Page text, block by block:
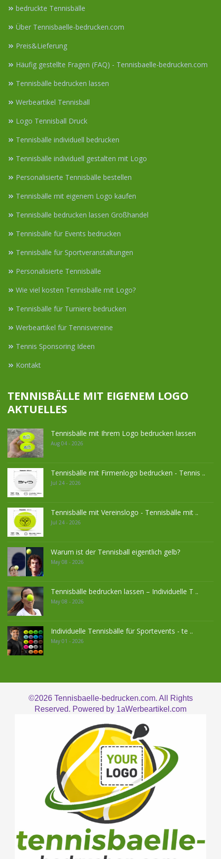
bedruckte Tennisbälle
Über Tennisbaelle-bedrucken.com
Preis&Lieferung
Häufig gestellte Fragen (FAQ) - Tennisbaelle-bedrucken.com
Tennisbälle bedrucken lassen
Werbeartikel Tennisball
Logo Tennisball Druck
Tennisbälle individuell bedrucken
Tennisbälle individuell gestalten mit Logo
Personalisierte Tennisbälle bestellen
Tennisbälle mit eigenem Logo kaufen
Tennisbälle bedrucken lassen Großhandel
Tennisbälle für Events bedrucken
Tennisbälle für Sportveranstaltungen
Personalisierte Tennisbälle
Wie viel kosten Tennisbälle mit Logo?
Tennisbälle für Turniere bedrucken
Werbeartikel für Tennisvereine
Tennis Sponsoring Ideen
Kontakt
TENNISBÄLLE MIT EIGENEM LOGO
AKTUELLES
Tennisbälle mit Ihrem Logo bedrucken lassen
Aug 04 - 2026
Tennisbälle mit Firmenlogo bedrucken - Tennis ..
Jul 24 - 2026
Tennisbälle mit Vereinslogo - Tennisbälle mit ..
Jul 24 - 2026
Warum ist der Tennisball eigentlich gelb?
May 08 - 2026
Tennisbälle bedrucken lassen – Individuelle T ..
May 08 - 2026
Individuelle Tennisbälle für Sportevents - te ..
May 01 - 2026
©2026 Tennisbaelle-bedrucken.com. All Rights
Reserved. Powered by 1aWerbeartikel.com